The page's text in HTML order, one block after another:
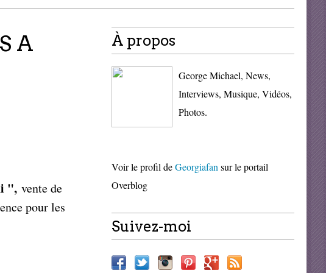
A
", vente de
pour les
À propos
George Michael, News,
Interviews, Musique, Vidéos,
Photos.
Voir le profil deGeorgiafan sur le portail
Overblog
Suivez-moi